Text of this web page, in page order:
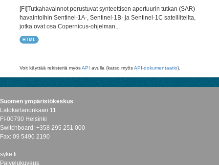
[FI]Tutkahavainnot perustuvat synteettisen apertuurin tutkan (SAR)
havaintoihin Sentinel-1A-, Sentinel-1B- ja Sentinel-1C satelliiteilta,
jotka ovat osa Copernicus-ohjelman...
HTML
Voit käyttää rekisteriä myösAPI avulla (katso myösAPI-dokumentaatio).
Suomen ympäristökeskus
Latokartanonkaari 11
FI-00790 Helsinki
Switchboard: +358 295 251 000
Fax: 09 5490 2190
syke.fi
Palvelukuvaus